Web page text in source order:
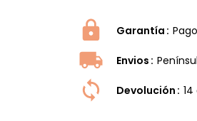
Garantía
Envios
Devolución